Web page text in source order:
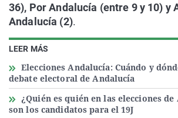
LEER MÁS
Elecciones Andalucía: Cuándo y
debate electoral de Andalucía
¿Quién es quién en las elecciones
son los candidatos para el 19J
36), Por Andalucía (entre 9 y 10) y
Andalucía (2).